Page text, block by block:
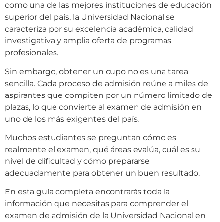
como una de las mejores instituciones de educación
superior del país, la Universidad Nacional se
caracteriza por su excelencia académica, calidad
investigativa y amplia oferta de programas
profesionales.
Sin embargo, obtener un cupo no es una tarea
sencilla. Cada proceso de admisión reúne a miles de
aspirantes que compiten por un número limitado de
plazas, lo que convierte al examen de admisión en
uno de los más exigentes del país.
Muchos estudiantes se preguntan cómo es
realmente el examen, qué áreas evalúa, cuál es su
nivel de dificultad y cómo prepararse
adecuadamente para obtener un buen resultado.
En esta guía completa encontrarás toda la
información que necesitas para comprender el
examen de admisión de la Universidad Nacional en